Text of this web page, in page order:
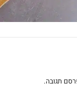
תגובה.